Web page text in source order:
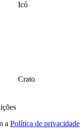
Icó
Crato
a Política de privacidade